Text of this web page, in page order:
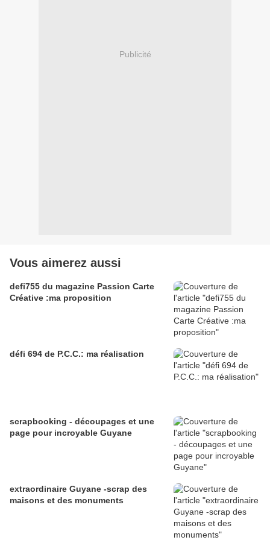
Publicité
Vous aimerez aussi
defi755 du magazine Passion Carte
Créative :ma proposition
défi 694 de P.C.C.: ma réalisation
scrapbooking - découpages et une
page pour incroyable Guyane
extraordinaire Guyane -scrap des
maisons et des monuments